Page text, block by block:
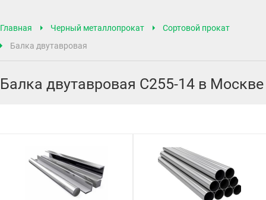
Главная Черный металлопрокат
Сортовой прокат
Балка двутавровая
Балка двутавровая С255-14 в Москве